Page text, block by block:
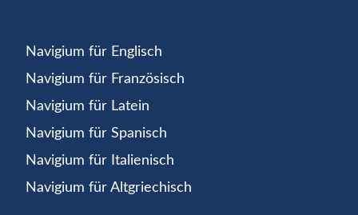
Navigium für Englisch
Navigium für Französisch
Navigium für Latein
Navigium für Spanisch
Navigium für Italienisch
Navigium für Altgriechisch